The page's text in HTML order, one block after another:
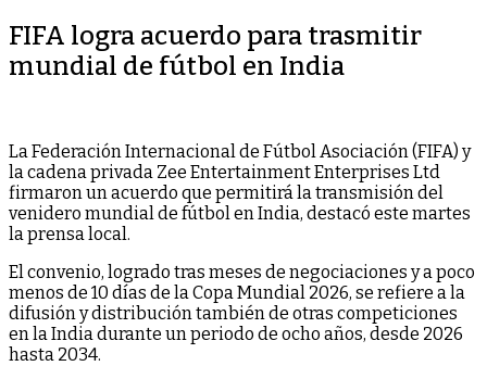
FIFA logra acuerdo para trasmitir
mundial de fútbol en India
La Federación Internacional de Fútbol Asociación (FIFA) y
la cadena privada Zee Entertainment Enterprises Ltd
firmaron un acuerdo que permitirá la transmisión del
venidero mundial de fútbol en India, destacó este martes
la prensa local.
El convenio, logrado tras meses de negociaciones y a poco
menos de 10 días de la Copa Mundial 2026, se refiere a la
difusión y distribución también de otras competiciones
en la India durante un periodo de ocho años, desde 2026
hasta 2034.